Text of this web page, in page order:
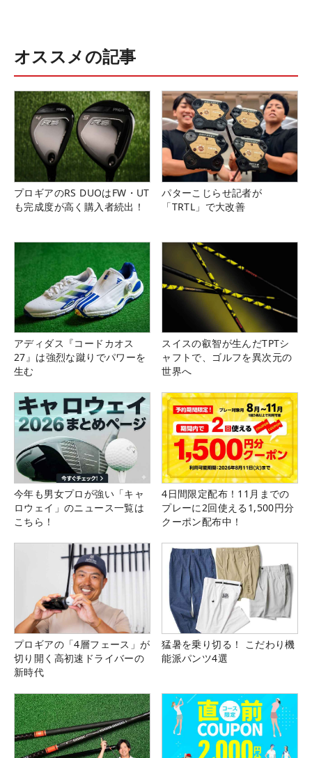
オススメの記事
プロギアのRS DUOはFW・UT
も完成度が高く購入者続出！
パターこじらせ記者が
「TRTL」で大改善
アディダス『コードカオス
27』は強烈な蹴りでパワーを
生む
スイスの叡智が生んだTPTシ
ャフトで、ゴルフを異次元の
世界へ
今年も男女プロが強い「キャ
ロウェイ」のニュース一覧は
こちら！
4日間限定配布！11月までの
プレーに2回使える1,500円分
クーポン配布中！
プロギアの「4層フェース」が
切り開く高初速ドライバーの
新時代
猛暑を乗り切る！ こだわり機
能派パンツ4選